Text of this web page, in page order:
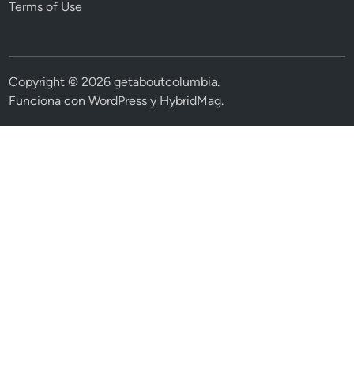
Terms of Use
Copyright © 2026getaboutcolumbia.
Funciona conWordPress y HybridMag.